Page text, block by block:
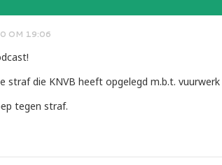
OM 19:06
straf die KNVB heeft opgelegd m.b.t.
tegen straf.